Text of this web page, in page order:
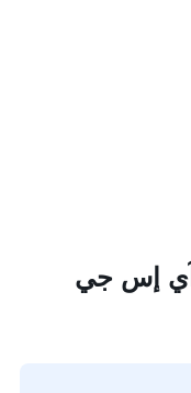
آي إس جي